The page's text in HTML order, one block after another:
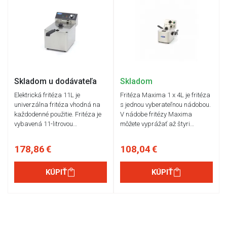
Skladom u dodávateľa
Elektrická fritéza 11L je
univerzálna fritéza vhodná na
každodenné použitie. Fritéza je
vybavená 11-litrovou…
178,86 €
KÚPIŤ
Skladom
Fritéza Maxima 1 x 4L je fritéza
s jednou vyberateľnou nádobou.
V nádobe fritézy Maxima
môžete vyprážať až štyri…
108,04 €
KÚPIŤ